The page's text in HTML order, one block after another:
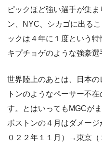
ピックほど強い選手が集
ン、NYC、シカゴに出る
ックは４年に１度という
キプチョゲのような強豪選
世界陸上のあとは、日本
トンのようなペーサー不
す。とはいってもMGCが
ボストンの４月はダメー
０２２年１１月）→東京